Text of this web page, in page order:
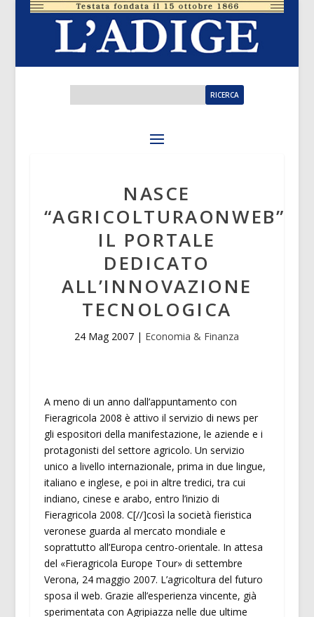
NASCE
“AGRICOLTURAONWEB”
IL PORTALE
DEDICATO
ALL’INNOVAZIONE
TECNOLOGICA
24 Mag 2007 | Economia & Finanza
A meno di un anno dall’appuntamento con
Fieragricola 2008 è attivo il servizio di news per
gli espositori della manifestazione, le aziende e i
protagonisti del settore agricolo. Un servizio
unico a livello internazionale, prima in due lingue,
italiano e inglese, e poi in altre tredici, tra cui
indiano, cinese e arabo, entro l’inizio di
Fieragricola 2008. C[//]così la società fieristica
veronese guarda al mercato mondiale e
soprattutto all’Europa centro-orientale. In attesa
del «Fieragricola Europe Tour» di settembre
Verona, 24 maggio 2007. L’agricoltura del futuro
sposa il web. Grazie all’esperienza vincente, già
sperimentata con Agripiazza nelle due ultime